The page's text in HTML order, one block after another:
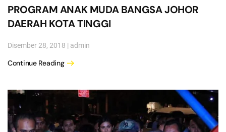
PROGRAM ANAK MUDA BANGSA JOHOR
DAERAH KOTA TINGGI
Disember 28, 2018 | admin
Continue Reading